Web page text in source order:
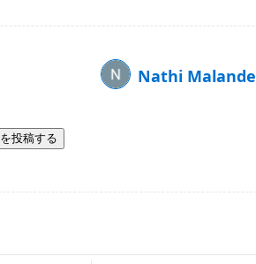
Nathi
投稿する